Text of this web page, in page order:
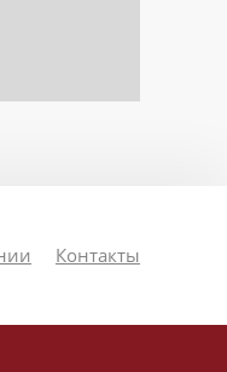
Контакты